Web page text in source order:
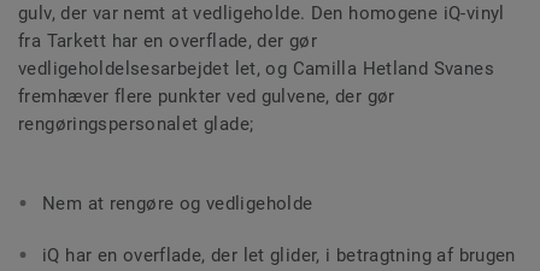
gulv, der var nemt at vedligeholde. Den homogene iQ-vinyl
fra Tarkett har en overflade, der gør
vedligeholdelsesarbejdet let, og Camilla Hetland Svanes
fremhæver flere punkter ved gulvene, der gør
rengøringspersonalet glade;
Nem at rengøre og vedligeholde
iQ har en overflade, der let glider, i betragtning af brugen